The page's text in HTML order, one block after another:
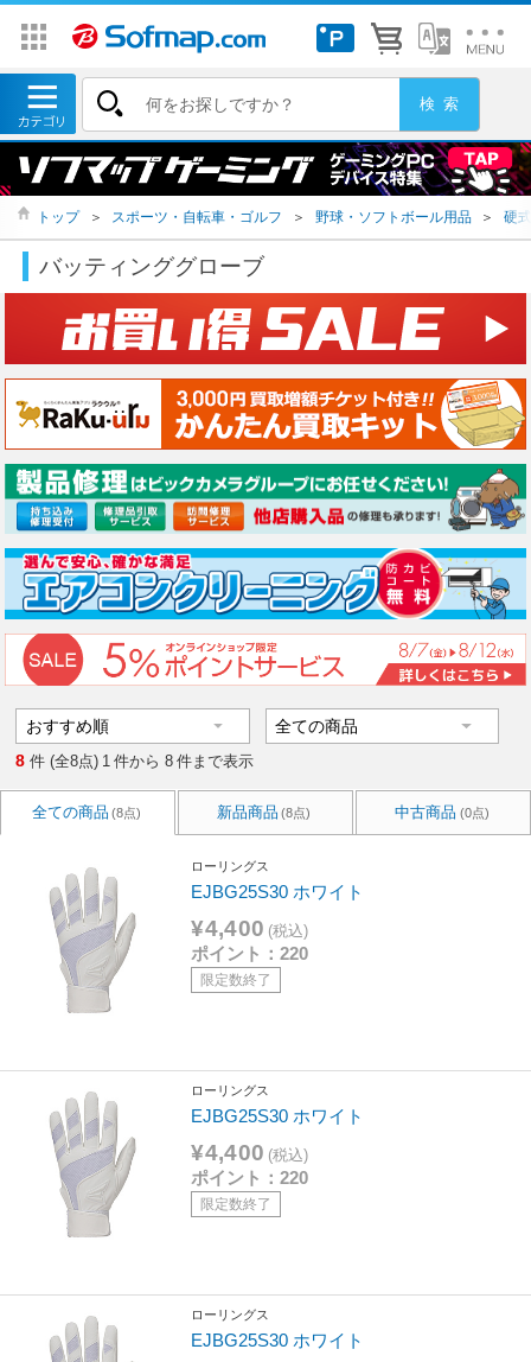
トップ ＞ スポーツ・自転車・ゴルフ ＞ 野球・ソフトボール用品 ＞ 硬
バッティンググローブ
8 件 (全8点) 1 件から 8 件まで表示
全ての商品 (8点) 新品商品 (8点) 中古商品 (0点)
ローリングス
EJBG25S30 ホワイト
¥4,400 (税込)
ポイント：220
限定数終了
ローリングス
EJBG25S30 ホワイト
¥4,400 (税込)
ポイント：220
限定数終了
ローリングス
EJBG25S30 ホワイト